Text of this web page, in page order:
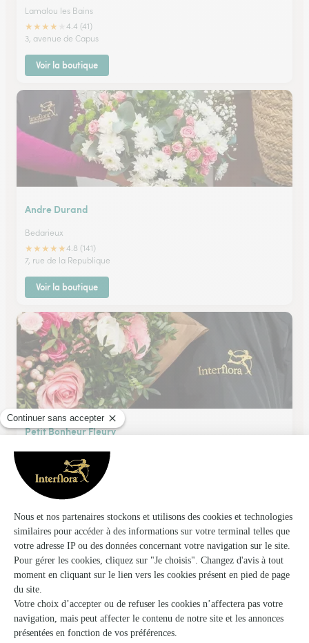
Lamalou les Bains
★★★★
4.4 (41)
3, avenue de Capus
Voir la boutique
Andre Durand
Bedarieux
★★★★★4.8 (141)
7, rue de la Republique
Voir la boutique
Petit Bonheur Fleury
Fleury D Aude
★5 (38)
34 boulevard de la république